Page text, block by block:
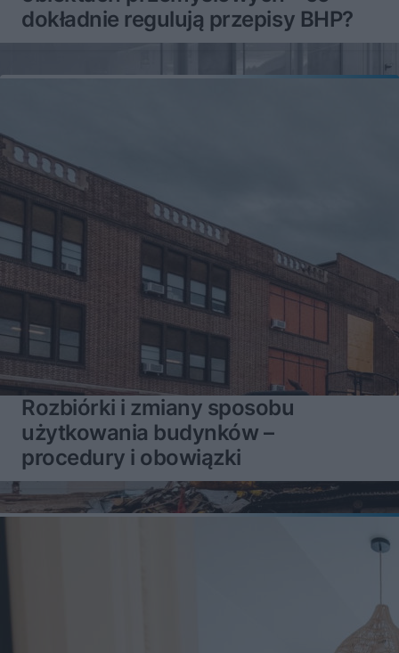
dokładnie regulują przepisy BHP?
Rozbiórki i zmiany sposobu
użytkowania budynków –
procedury i obowiązki